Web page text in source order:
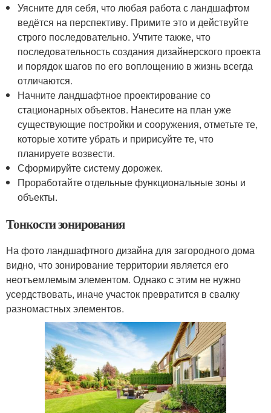
Уясните для себя, что любая работа с ландшафтом
ведётся на перспективу. Примите это и действуйте
строго последовательно. Учтите также, что
последовательность создания дизайнерского проекта
и порядок шагов по его воплощению в жизнь всегда
отличаются.
Начните ландшафтное проектирование со
стационарных объектов. Нанесите на план уже
существующие постройки и сооружения, отметьте те,
которые хотите убрать и пририсуйте те, что
планируете возвести.
Сформируйте систему дорожек.
Проработайте отдельные функциональные зоны и
объекты.
Тонкости зонирования
На фото ландшафтного дизайна для загородного дома
видно, что зонирование территории является его
неотъемлемым элементом. Однако с этим не нужно
усердствовать, иначе участок превратится в свалку
разномастных элементов.